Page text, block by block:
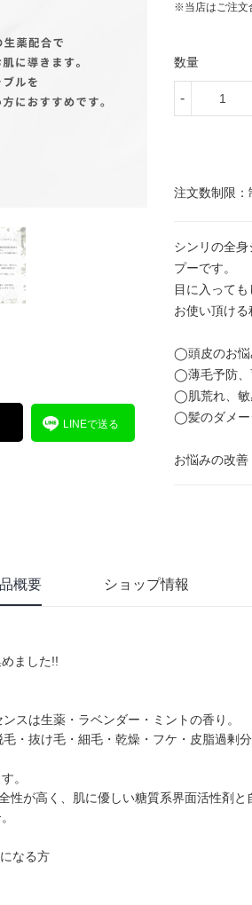
LINEで送る
※当店はご注文
数量
-
注文数制限：
シンリの全
プーです。
目に入って
お使い頂ける
◯頭皮のお悩
◯薄毛予防、
◯肌荒れ、敏
◯髪のダメー
お悩みの改善
概要 ショップ情報
ました!!
スは生薬・ラベンダー・ミントの香り。
・抜け毛・細毛・乾燥・フケ・皮脂過剰
。
が高く、肌に優しい糖質系界面活性剤
なる方